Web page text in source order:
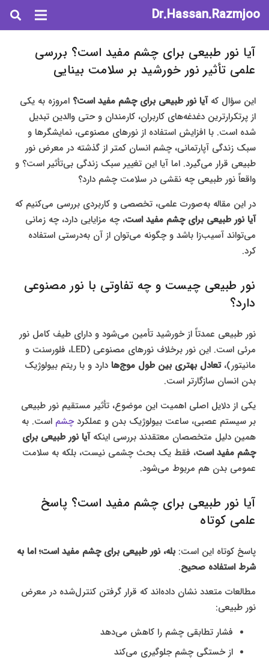
Dr.Hassan.Razmjoo
آیا نور طبیعی برای چشم مفید است؟ بررسی
علمی تأثیر نور خورشید بر سلامت بینایی
این سؤال کهآیا نور طبیعی برای چشم مفید است؟ امروزه به یکی
از پرتکرارترین دغدغه‌های کاربران، کارمندان و حتی والدین تبدیل
شده است. با افزایش استفاده از نورهای مصنوعی، نمایشگرها و
سبک زندگی آپارتمانی، چشم انسان کمتر از گذشته در معرض نور
طبیعی قرار می‌گیرد. اما آیا این تغییر سبک زندگی بی‌تأثیر است؟ و
واقعاً نور طبیعی چه نقشی در سلامت چشم دارد؟
در این مقاله به‌صورت علمی، تخصصی و کاربردی بررسی می‌کنیم که
آیا نور طبیعی برای چشم مفید است، چه مزایایی دارد، چه زمانی
می‌تواند آسیب‌زا باشد و چگونه می‌توان از آن به‌درستی استفاده
کرد.
نور طبیعی چیست و چه تفاوتی با نور مصنوعی
دارد؟
نور طبیعی عمدتاً از خورشید تأمین می‌شود و دارای طیف کامل نور
مرئی است. این نور برخلاف نورهای مصنوعی (LED، فلورسنت و
مانیتور)،تعادل بهتری بین طول موج‌ها دارد و با ریتم بیولوژیک
بدن انسان سازگارتر است.
یکی از دلایل اصلی اهمیت این موضوع، تأثیر مستقیم نور طبیعی
بر سیستم عصبی، ساعت بیولوژیک بدن و عملکردچشم است. به
همین دلیل متخصصان معتقدند بررسی اینکهآیا نور طبیعی برای
چشم مفید است، فقط یک بحث چشمی نیست، بلکه به سلامت
عمومی بدن هم مربوط می‌شود.
آیا نور طبیعی برای چشم مفید است؟ پاسخ
علمی کوتاه
پاسخ کوتاه این است:بله، نور طبیعی برای چشم مفید است؛ اما به
شرط استفاده صحیح.
مطالعات متعدد نشان داده‌اند که قرار گرفتن کنترل‌شده در معرض
نور طبیعی:
فشار تطابقی چشم را کاهش می‌دهد
از خستگی چشم جلوگیری می‌کند